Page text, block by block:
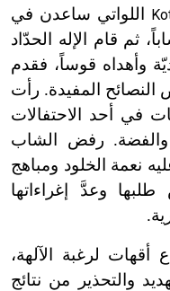
اللواتي ساعدن في
ثم قام الإله الحدّاد
وأهداه قوساً، فقدم
النصائح المفيدة. رأت
في أحد الاحتفالات
والفضة. رفض الشاب
نعمة الخلود ومباهج
وعدَّ إغراءاتها
لرغبة الآلهة،
والتحذير من نتائج